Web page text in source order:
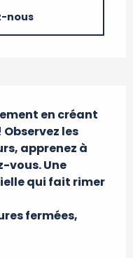
nous
en créant
les
apprenez à
vous. Une
qui fait rimer
fermées,